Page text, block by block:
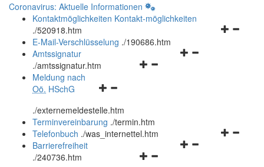
Coronavirus: Aktuelle Informationen
Kontaktmöglichkeiten Kontakt-möglichkeiten
./520918.htm
Navigationsmenü
E-Mail-Verschlüsselung ./190686.htm
Navigationsmenü
Amtssignatur
./amtssignatur.htm
Navigationsmenü
und
schließen
Meldung nach
Oö. HSchG
./externemeldestelle.htm
Terminvereinbarung ./termin.htm
Navigationsmenü
Telefonbuch ./was_internettel.htm
Navigationsmenü
Barrierefreiheit
./240736.htm